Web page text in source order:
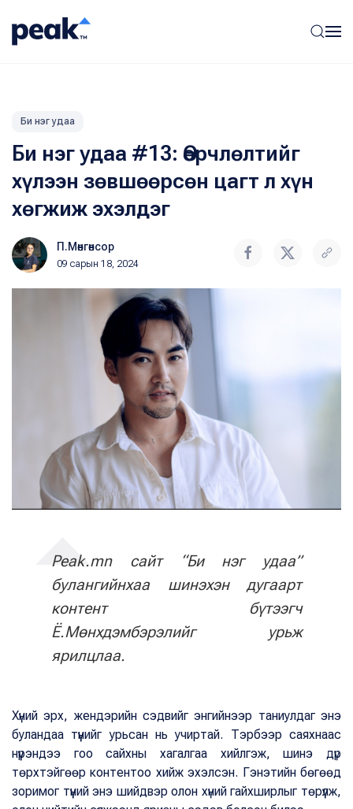
Би нэг удаа
Би нэг удаа #13: Өөрчлөлтийг
хүлээн зөвшөөрсөн цагт л хүн
хөгжиж эхэлдэг
П.Мөнгөнсор
09 сарын 18, 2024
Peak.mn сайт “Би нэг удаа”
булангийнхаа шинэхэн дугаарт
контент бүтээгч
Ё.Мөнхдэмбэрэлийг урьж
ярилцлаа.
Хүний эрх, жендэрийн сэдвийг энгийнээр таниулдаг энэ
буландаа түүнийг урьсан нь учиртай. Тэрбээр саяхнаас
нүүрэндээ гоо сайхны хагалгаа хийлгэж, шинэ дүр
төрхтэйгөөр контентоо хийж эхэлсэн. Гэнэтийн бөгөөд
зоримог түүний энэ шийдвэр олон хүний гайхширлыг төрүүлж,